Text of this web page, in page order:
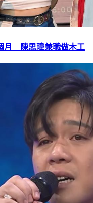
月 陳思瑋兼職做木工